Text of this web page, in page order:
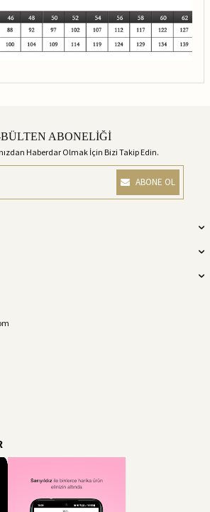
ABONELİĞİ
Haberdar Olmak İçin Bizi Takip Edin.
ABONE OL